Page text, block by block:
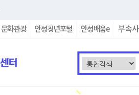
문화관광 안성청년포털 안성배움e 부속